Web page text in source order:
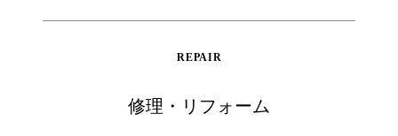
REPAIR
修理・リフォーム